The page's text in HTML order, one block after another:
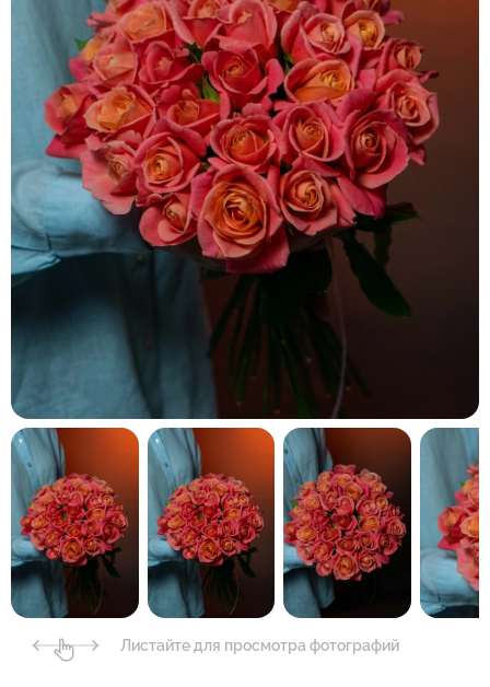
Листайте для просмотра фотографий
кнопку "Выбрать".